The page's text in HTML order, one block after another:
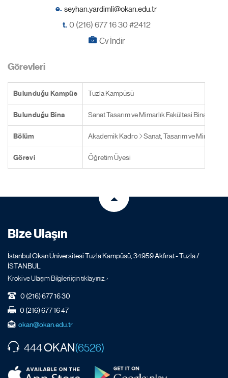
e.
t. 0 (216) 677 16 30 #2412
Cv İndir
Görevleri
Bulunduğu Kampüs Tuzla Kampüsü
Bulunduğu Bina Sanat Tasarım ve Mimarlık Fakültesi Binası
Bölüm Akademik Kadro Sanat, Tasarım ve Mimarlık
Görevi Öğretim Üyesi
Bize Ulaşın
İstanbul Okan Üniversitesi Tuzla Kampüsü, 34959 Akfırat - Tuzla /
İSTANBUL
Kroki ve Ulaşım Bilgileri için tıklayınız. ›
0 (216) 677 16 30
0 (216) 677 16 47
okan@okan.edu.tr
444OKAN(6526)